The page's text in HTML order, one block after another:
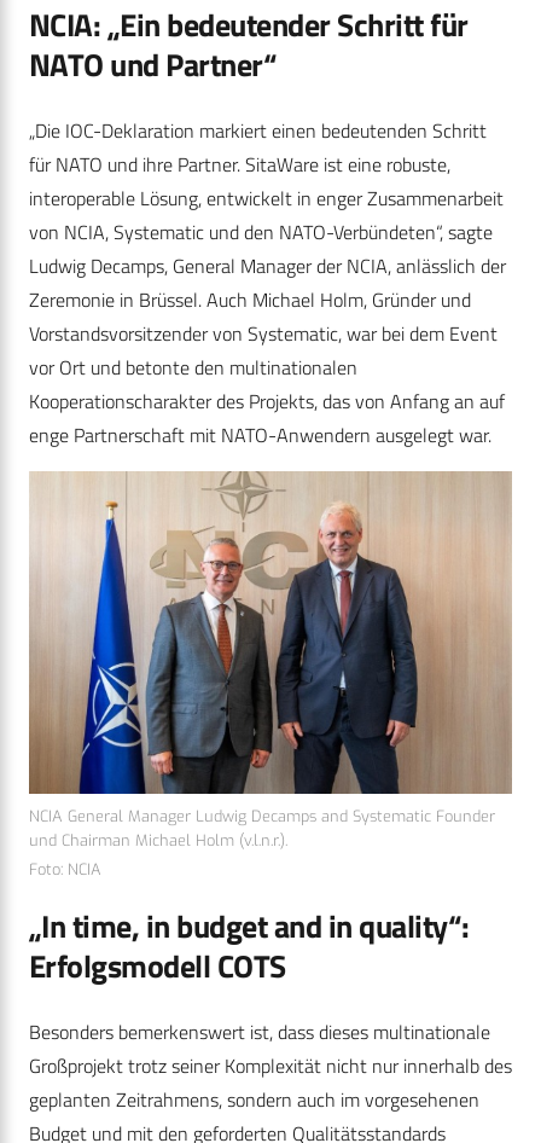
NCIA: „Ein bedeutender Schritt für
NATO und Partner“
„Die IOC-Deklaration markiert einen bedeutenden Schritt
für NATO und ihre Partner. SitaWare ist eine robuste,
interoperable Lösung, entwickelt in enger Zusammenarbeit
von NCIA, Systematic und den NATO-Verbündeten“, sagte
Ludwig Decamps, General Manager der NCIA, anlässlich der
Zeremonie in Brüssel. Auch Michael Holm, Gründer und
Vorstandsvorsitzender von Systematic, war bei dem Event
vor Ort und betonte den multinationalen
Kooperationscharakter des Projekts, das von Anfang an auf
enge Partnerschaft mit NATO-Anwendern ausgelegt war.
NCIA General Manager Ludwig Decamps and Systematic Founder
und Chairman Michael Holm (v.l.n.r.).
Foto: NCIA
„In time, in budget and in quality“:
Erfolgsmodell COTS
Besonders bemerkenswert ist, dass dieses multinationale
Großprojekt trotz seiner Komplexität nicht nur innerhalb des
geplanten Zeitrahmens, sondern auch im vorgesehenen
Budget und mit den geforderten Qualitätsstandards